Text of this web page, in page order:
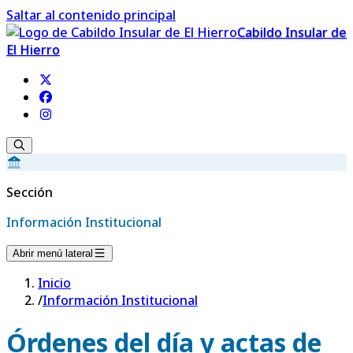
Saltar al contenido principal
Cabildo Insular de
El Hierro
Sección
Información Institucional
Abrir menú lateral
Inicio
/Información Institucional
Órdenes del día y actas de